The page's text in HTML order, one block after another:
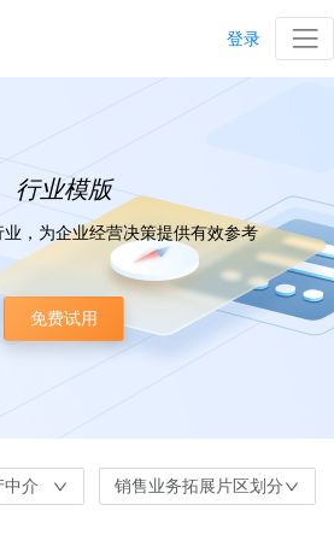
登录
行业模版
，为企业经营决策提供有效参考
免费试用
中介 销售业务拓展片区划分